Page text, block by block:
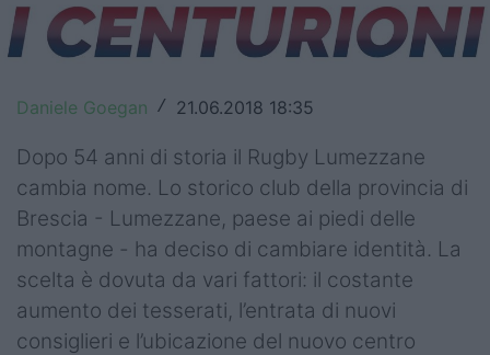
World Rugby
Rugby World Cup
Rugby in TV
Mercato
Serie A Elite
Campionati
Daniele Goegan / 21.06.2018 18:35
Dopo 54 anni di storia il Rugby Lumezzane
cambia nome. Lo storico club della provincia di
Brescia - Lumezzane, paese ai piedi delle
montagne - ha deciso di cambiare identità. La
scelta è dovuta da vari fattori: il costante
aumento dei tesserati, l’entrata di nuovi
consiglieri e l’ubicazione del nuovo centro